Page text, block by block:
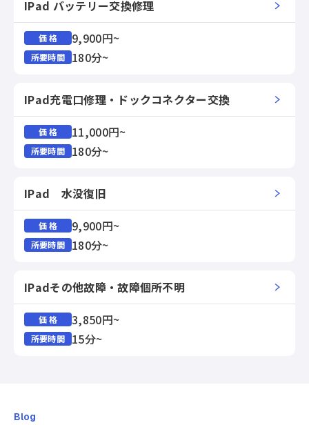
IPad バッテリー交換修理
価 格 9,900円~
所要時間 180分~
IPad充電口修理・ドックコネクター交換
価 格 11,000円~
所要時間 180分~
IPad 水没復旧
価 格 9,900円~
所要時間 180分~
IPadその他故障・故障個所不明
価 格 3,850円~
所要時間 15分~
Blog